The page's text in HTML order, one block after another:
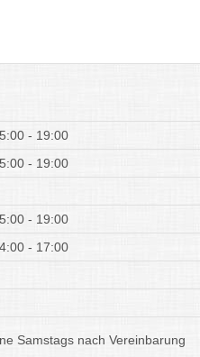
- 19:00
- 19:00
- 19:00
- 17:00
Samstags nach Vereinbarung